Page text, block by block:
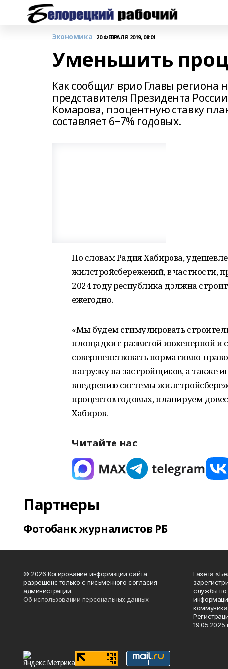
Экономика 20 ФЕВРАЛЯ 2019, 08:01
Уменьшить
Как сообщил врио Главы региона
представителя Президента
Комарова, процентную ставку
составляет 6−7% годовых.
По словам Радия Хабирова,
жилстройсбережений, в частности,
2024 году республика должна
ежегодно.
«Мы будем стимулировать
площадки с развитой инженерной и
совершенствовать нормативно-
нагрузку на застройщиков, а также
внедрению системы
процентов годовых, планируем
Хабиров.
Читайте нас
Партнеры
Фотобанк журналистов РБ
© 2026 Копирование информации сайта
разрешено только с письменного согласия
администрации.
Об использовании персональных данных
Газета
службы по
19.05.2025